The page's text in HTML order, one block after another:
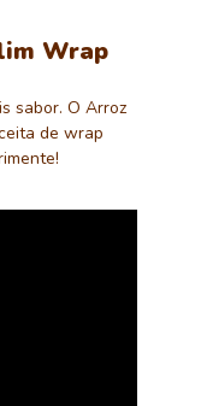
Wrap
sabor. O Arroz
de wrap